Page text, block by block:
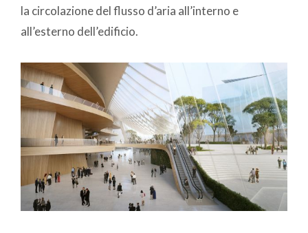
la circolazione del flusso d’aria all’interno e
all’esterno dell’edificio.